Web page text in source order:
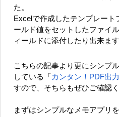
た。
Excelで作成したテンプレート
ールド値をセットしたファイ
ィールドに添付したり出来ます
こちらの記事より更にシンプ
している「 カンタン！PDF出
すので、そちらもぜひご確認く
まずはシンプルなメモアプリ